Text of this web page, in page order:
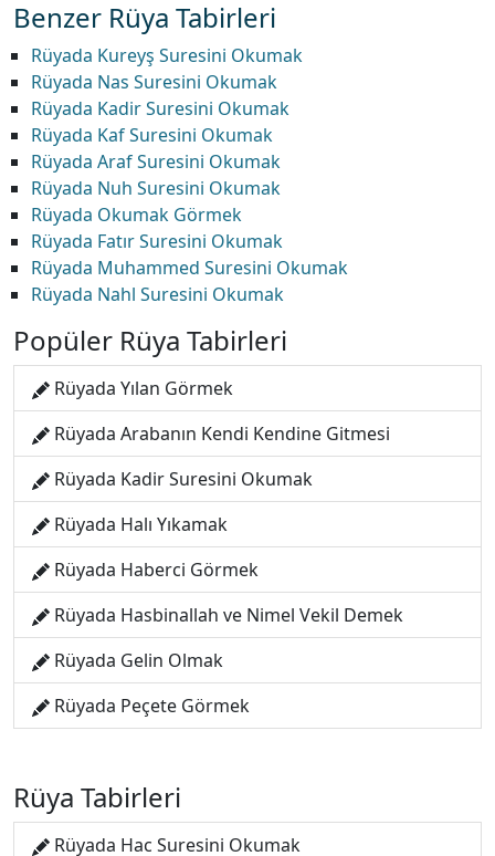
Benzer Rüya Tabirleri
Rüyada Kureyş Suresini Okumak
Rüyada Nas Suresini Okumak
Rüyada Kadir Suresini Okumak
Rüyada Kaf Suresini Okumak
Rüyada Araf Suresini Okumak
Rüyada Nuh Suresini Okumak
Rüyada Okumak Görmek
Rüyada Fatır Suresini Okumak
Rüyada Muhammed Suresini Okumak
Rüyada Nahl Suresini Okumak
Popüler Rüya Tabirleri
Rüyada Yılan Görmek
Rüyada Arabanın Kendi Kendine Gitmesi
Rüyada Kadir Suresini Okumak
Rüyada Halı Yıkamak
Rüyada Haberci Görmek
Rüyada Hasbinallah ve Nimel Vekil Demek
Rüyada Gelin Olmak
Rüyada Peçete Görmek
Rüya Tabirleri
Rüyada Hac Suresini Okumak